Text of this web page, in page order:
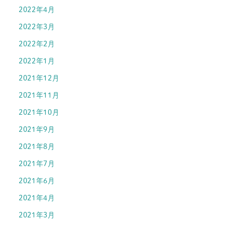
2022年4月
2022年3月
2022年2月
2022年1月
2021年12月
2021年11月
2021年10月
2021年9月
2021年8月
2021年7月
2021年6月
2021年4月
2021年3月